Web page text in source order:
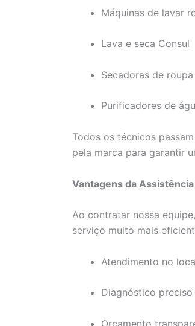
Máquinas de lavar
Lava e seca Consul
Secadoras de
Purificadores de
Todos os técnicos
pela marca para garantir
Vantagens da
Ao contratar nossa
serviço muito mais
Atendimento no
Diagnóstico
Orçamento